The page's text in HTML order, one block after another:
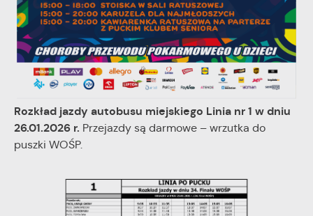
Rozkład jazdy autobusu miejskiego Linia nr 1 w dniu
26.01.2026 r. Przejazdy są darmowe – wrzutka do
puszki WOŚP.